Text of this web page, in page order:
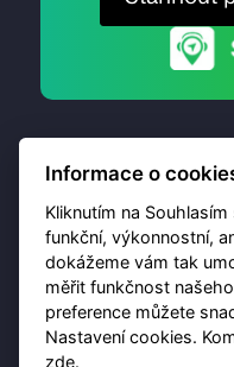
© 2026 Destinační
příspěvková
Informace o
Kliknutím na
funkční, výkonnostní,
dokážeme vám tak
měřit funkčnost
preference můžete
Nastavení cookies.
zde.